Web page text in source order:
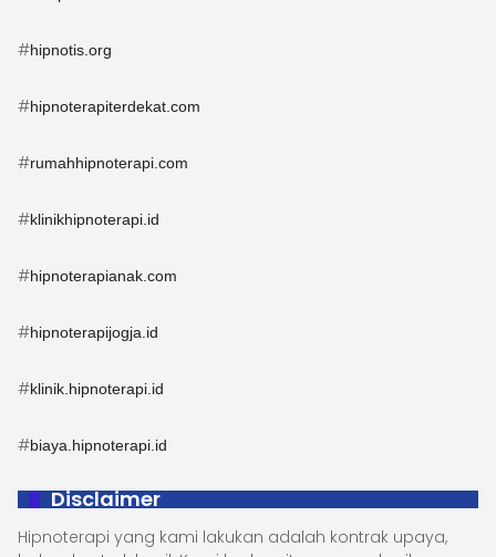
#hipnotis.org
#hipnoterapiterdekat.com
#rumahhipnoterapi.com
#klinikhipnoterapi.id
#hipnoterapianak.com
#hipnoterapijogja.id
#klinik.hipnoterapi.id
#biaya.hipnoterapi.id
Disclaimer
Hipnoterapi yang kami lakukan adalah kontrak upaya,